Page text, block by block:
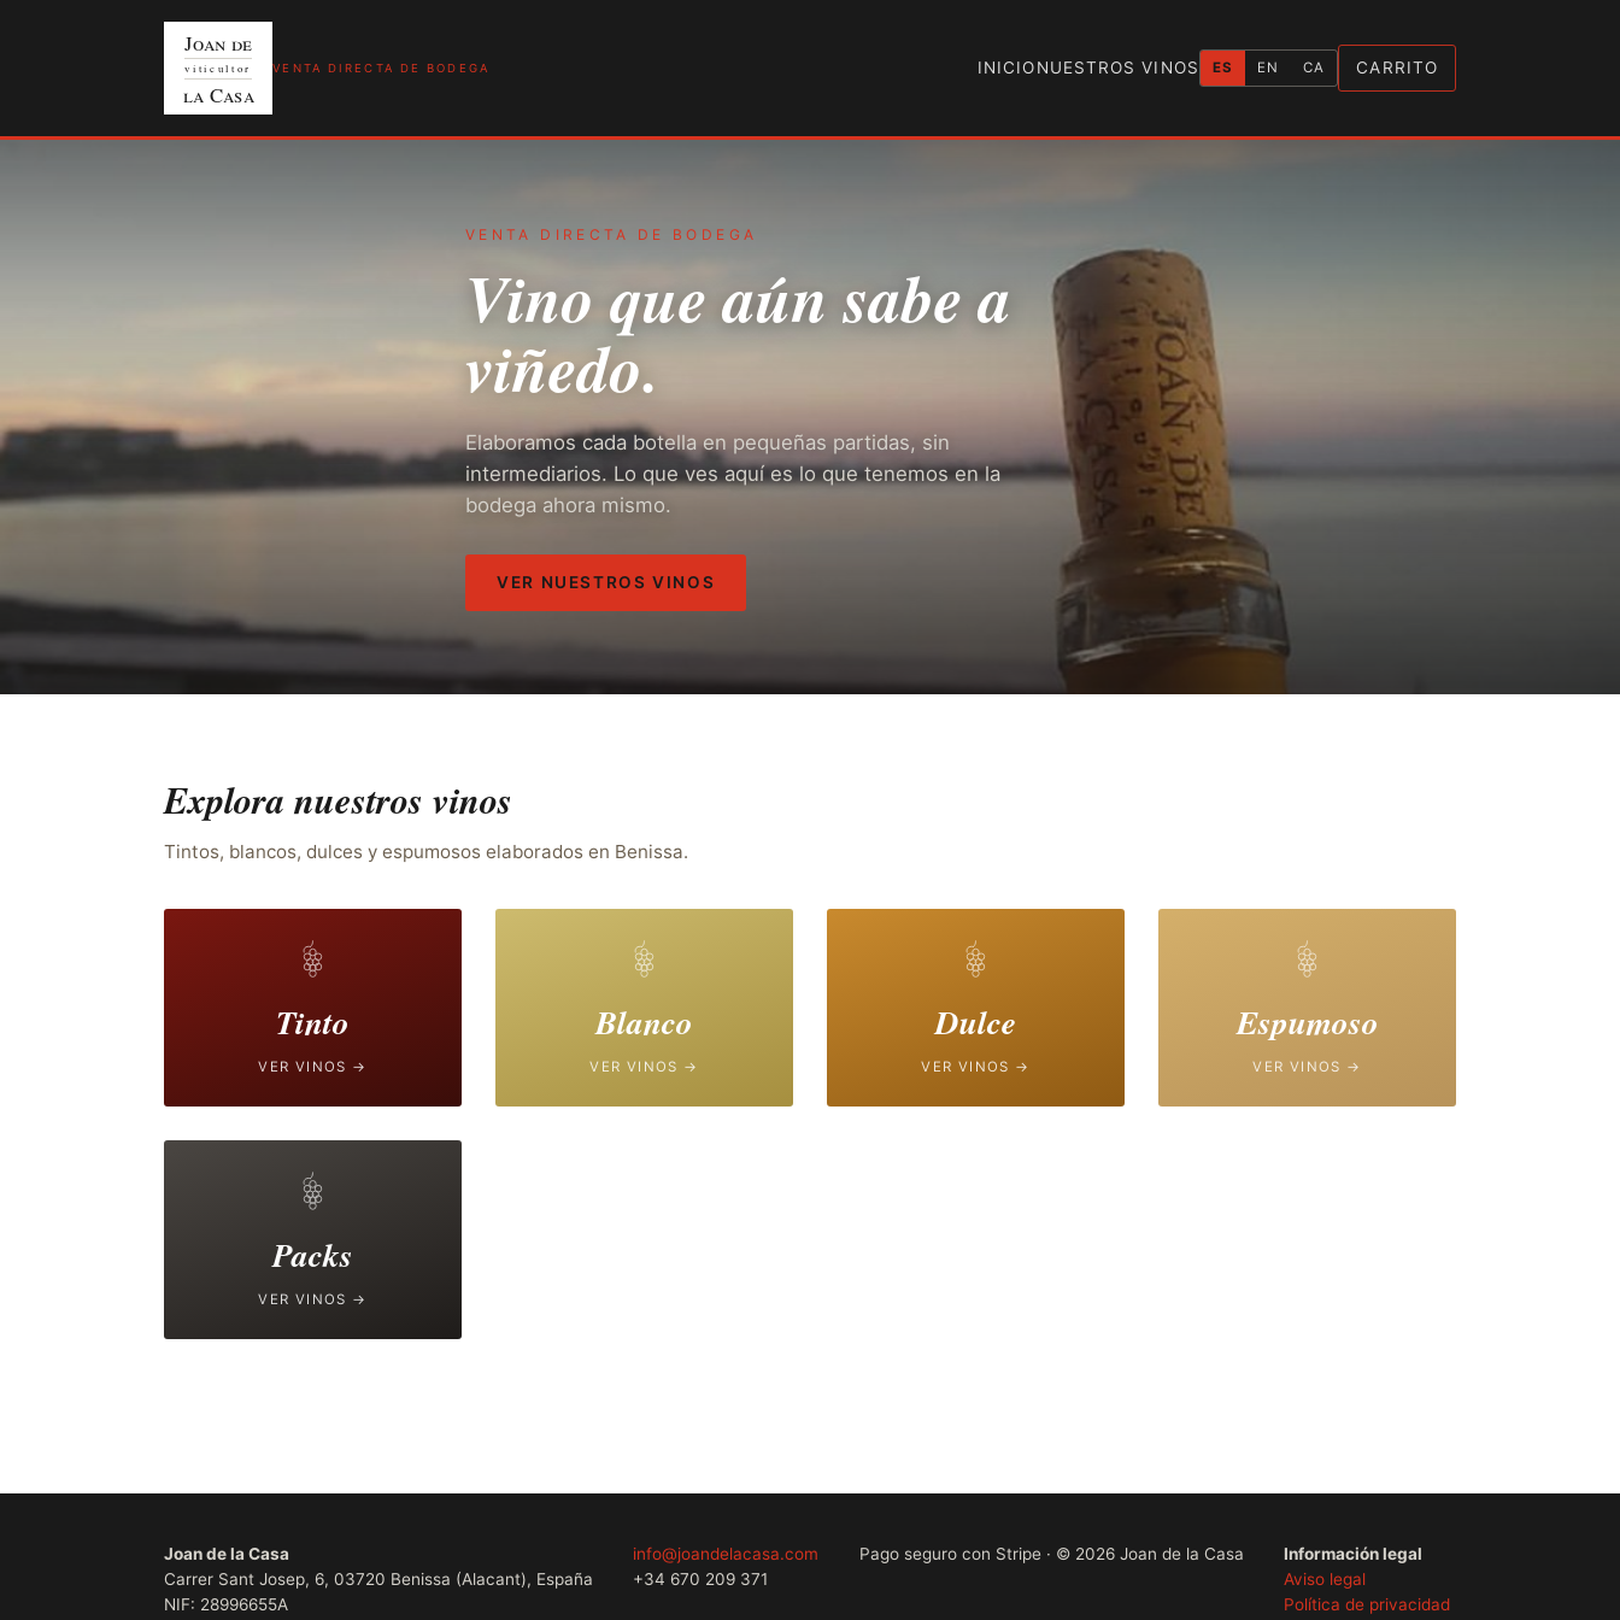
Joan de
viticultor
la Casa
VENTA DIRECTA DE BODEGA INICIONUESTROS VINOS ES EN CA CARRITO
VENTA DIRECTA DE BODEGA
Vino que aún sabe a
viñedo.
Elaboramos cada botella en pequeñas partidas, sin
intermediarios. Lo que ves aquí es lo que tenemos en la
bodega ahora mismo.
VER NUESTROS VINOS
Explora nuestros vinos
Tintos, blancos, dulces y espumosos elaborados en Benissa.
Tinto
VER VINOS →
Blanco
VER VINOS →
Dulce
VER VINOS →
Espumoso
VER VINOS →
Packs
VER VINOS →
Joan de la Casa
Carrer Sant Josep, 6, 03720 Benissa (Alacant), España
NIF: 28996655A
info@joandelacasa.com
+34 670 209 371
Pago seguro con Stripe · © 2026 Joan de la Casa
Información legal
Aviso legal
Política de privacidad